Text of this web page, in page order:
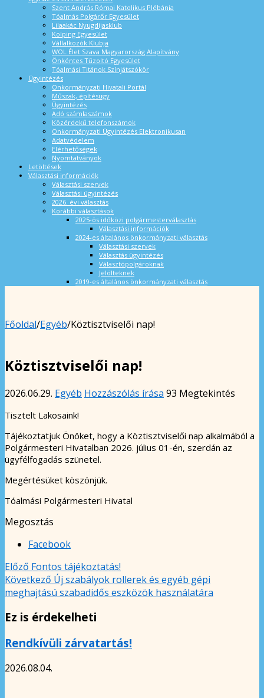
Szent András Római Katolikus Plébánia
Tóalmás Polgárőr Egyesület
Lilaakác Nyugdíjasklub
Kolping Egyesület
Vállalkozók Klubja
WOL Élet Szava Magyarország Alapítvány
Önkéntes Tűzoltó Egyesület
Tóalmási Titánok Színjátszókör
Ügyintézés
Önkormányzati Hivatali Portál
Műszak, építésügy
Ügyintézés
Adó számlaszámok
Közérdekű telefonszámok
Önkormányzati Ügyintézés Elektronikusan
Adatvédelem
Elérhetőségek
Nyomtatványok
Letöltések
Választási információk
Választási szervek
Választási ügyintézés
2026. évi választás
Korábbi választások
2025-ös időközi polgármesterválasztás
Választási információk
2024-es általános önkormányzati választás
Választási szervek
Választás ügyintézés
Választópolgároknak
Jelölteknek
2019-es általános önkormányzati választás
Főoldal/Egyéb/Köztisztviselői nap!
Köztisztviselői nap!
2026.06.29. Egyéb Hozzászólás írása 93 Megtekintés
Tisztelt Lakosaink!
Tájékoztatjuk Önöket, hogy a Köztisztviselői nap alkalmából a
Polgármesteri Hivatalban 2026. július 01-én, szerdán az
ügyfélfogadás szünetel.
Megértésüket köszönjük.
Tóalmási Polgármesteri Hivatal
Megosztás
Facebook
Előző Fontos tájékoztatás!
Következő Új szabályok rollerek és egyéb gépi
meghajtású szabadidős eszközök használatára
Ez is érdekelheti
Rendkívüli zárvatartás!
2026.08.04.